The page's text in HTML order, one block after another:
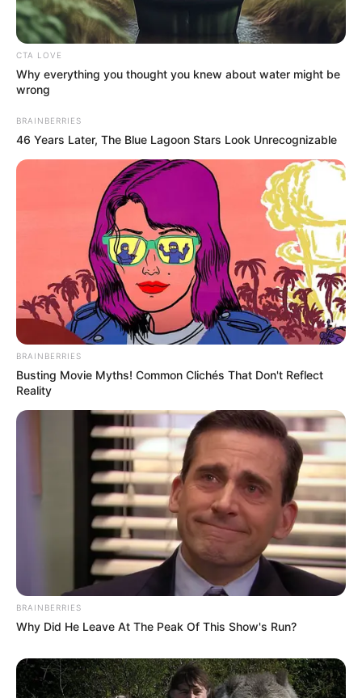
Пагінація
записів
1 2 3
CTA LOVE
Why everything you thought you knew about water might be
wrong
BRAINBERRIES
46 Years Later, The Blue Lagoon Stars Look Unrecognizable
BRAINBERRIES
Busting Movie Myths! Common Clichés That Don't Reflect
Reality
BRAINBERRIES
Why Did He Leave At The Peak Of This Show's Run?